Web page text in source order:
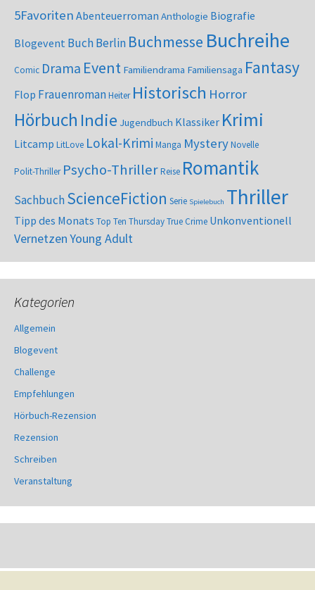
5Favoriten Abenteuerroman Anthologie Biografie
Blogevent Buch Berlin Buchmesse Buchreihe
Comic Drama Event Familiendrama Familiensaga Fantasy
Flop FrauenromanHeiter Historisch Horror
Hörbuch Indie Jugendbuch Klassiker Krimi
Litcamp LitLove Lokal-Krimi Manga MysteryNovelle
Polit-Thriller Psycho-ThrillerReise Romantik
SachbuchScienceFiction Serie Spielebuch Thriller
Tipp des Monats Top Ten ThursdayTrue Crime Unkonventionell
VernetzenYoung Adult
Kategorien
Allgemein
Blogevent
Challenge
Empfehlungen
Hörbuch-Rezension
Rezension
Schreiben
Veranstaltung